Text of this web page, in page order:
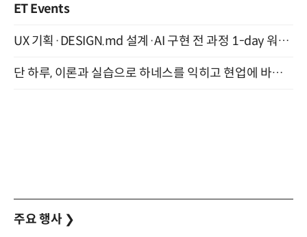
ET Events
UX 기획·DESIGN.md 설계·AI 구현 전 과정 1-day 워크숍 with Claude Code·Codex 9월 15일 개최
단 하루, 이론과 실습으로 하네스를 익히고 현업에 바로 쓰는 핸즈온 워크숍 (8/20)
주요 행사 ❯